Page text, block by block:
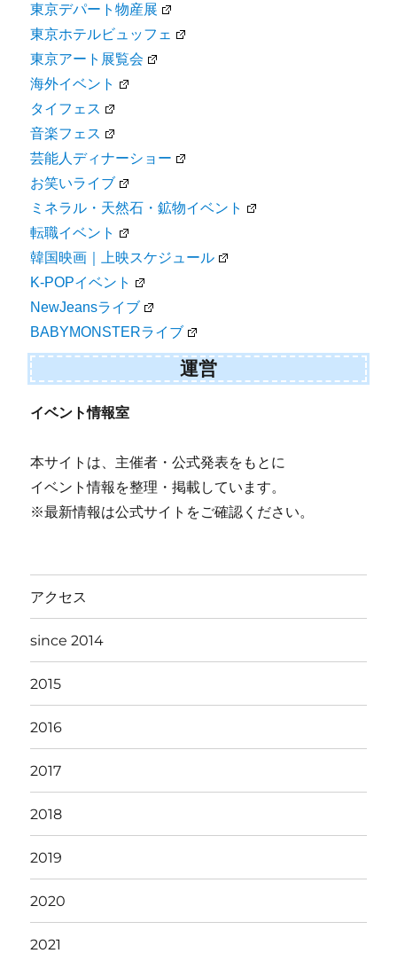
東京デパート物産展
東京ホテルビュッフェ
東京アート展覧会
海外イベント
タイフェス
音楽フェス
芸能人ディナーショー
お笑いライブ
ミネラル・天然石・鉱物イベント
転職イベント
韓国映画｜上映スケジュール
K-POPイベント
NewJeansライブ
BABYMONSTERライブ
運営
イベント情報室
本サイトは、主催者・公式発表をもとに
イベント情報を整理・掲載しています。
※最新情報は公式サイトをご確認ください。
アクセス
since 2014
2015
2016
2017
2018
2019
2020
2021